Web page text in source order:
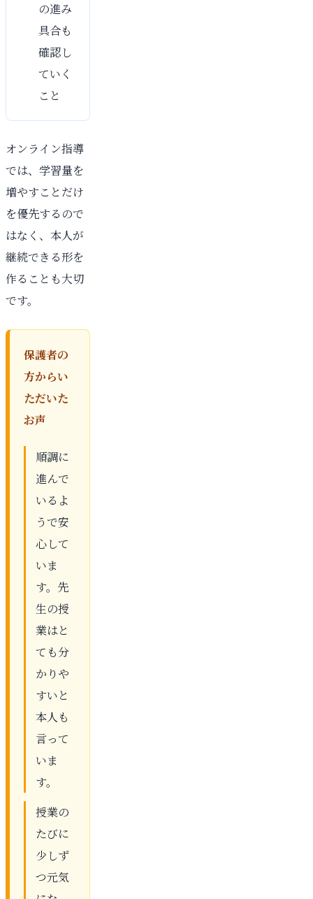
の進み
具合も
確認し
ていく
こと
オンライン指導
では、学習量を
増やすことだけ
を優先するので
はなく、本人が
継続できる形を
作ることも大切
です。
保護者の
方からい
ただいた
お声
順調に
進んで
いるよ
うで安
心して
いま
す。先
生の授
業はと
ても分
かりや
すいと
本人も
言って
いま
す。
授業の
たびに
少しず
つ元気